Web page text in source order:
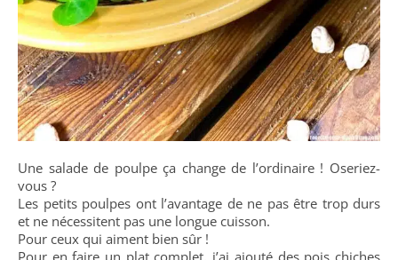
Une salade de poulpe ça change de l’ordinaire ! Oseriez-
vous ?
Les petits poulpes ont l’avantage de ne pas être trop durs
et ne nécessitent pas une longue cuisson.
Pour ceux qui aiment bien sûr !
Pour en faire un plat complet, j’ai ajouté des pois chiches